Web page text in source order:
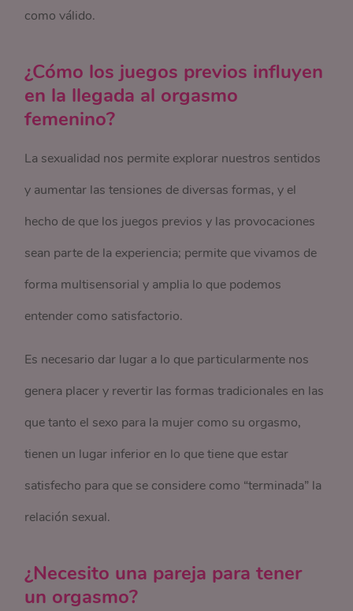
como válido.
¿Cómo los juegos previos influyen
en la llegada al orgasmo
femenino?
La sexualidad nos permite explorar nuestros sentidos
y aumentar las tensiones de diversas formas, y el
hecho de que los juegos previos y las provocaciones
sean parte de la experiencia; permite que vivamos de
forma multisensorial y amplia lo que podemos
entender como satisfactorio.
Es necesario dar lugar a lo que particularmente nos
genera placer y revertir las formas tradicionales en las
que tanto el sexo para la mujer como su orgasmo,
tienen un lugar inferior en lo que tiene que estar
satisfecho para que se considere como “terminada” la
relación sexual.
¿Necesito una pareja para tener
un orgasmo?